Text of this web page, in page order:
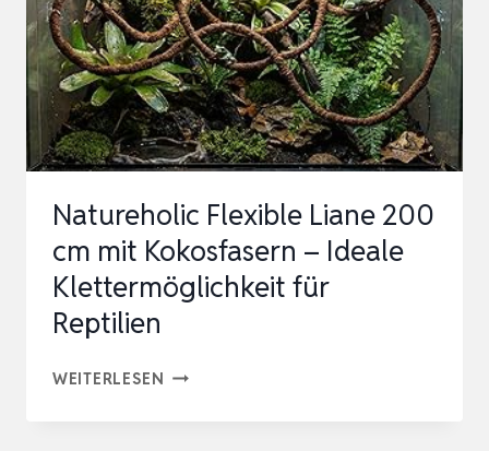
GECKOS
EIDECHSEN
SCHLANGEN
KLETTERN
FÜR
Natureholic Flexible Liane 200
cm mit Kokosfasern – Ideale
Klettermöglichkeit für
Reptilien
WEITERLESEN NATUREHOLIC